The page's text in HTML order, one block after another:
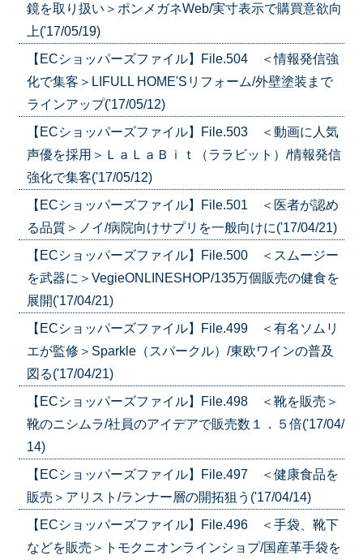
鏡を取り扱い＞ポンメガネWeb/実寸表示で購買意欲向
上('17/05/19)
【ECショッパーズファイル】File.504 ＜情報発信強
化で集客＞LIFULL HOME'Sリフォーム/外壁塗装まで
ラインアップ('17/05/12)
【ECショッパーズファイル】File.503 ＜動画に人気
声優を採用＞ＬａＬａＢｉｔ（ララビット）/情報発信
強化で集客('17/05/12)
【ECショッパーズファイル】File.501 ＜医者が認め
る品質＞ノイ/病院向けサプリを一般向けに('17/04/21)
【ECショッパーズファイル】File.500 ＜スムージー
を武器に＞VegieONLINESHOP/135万個販売の健食を
展開('17/04/21)
【ECショッパーズファイル】File.499 ＜有名ソムリ
エが監修＞Sparkle（スパークル）/東欧ワインの普及
図る('17/04/21)
【ECショッパーズファイル】File.498 ＜靴を販売＞
靴のニシムラ/社員のアイデアで販売数１．５倍('17/04/
14)
【ECショッパーズファイル】File.497 ＜健康食品を
販売＞アリスト/ランナー層の開拓狙う('17/04/14)
【ECショッパーズファイル】File.496 ＜手袋、靴下
などを販売＞トモクニオンラインショプ/国産革手袋を